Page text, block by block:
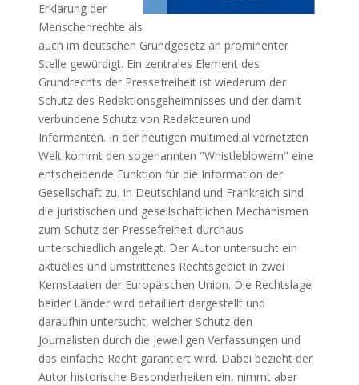
Erklärung der
Menschenrechte als
auch im deutschen Grundgesetz an prominenter
Stelle gewürdigt. Ein zentrales Element des
Grundrechts der Pressefreiheit ist wiederum der
Schutz des Redaktionsgeheimnisses und der damit
verbundene Schutz von Redakteuren und
Informanten. In der heutigen multimedial vernetzten
Welt kommt den sogenannten "Whistleblowern" eine
entscheidende Funktion für die Information der
Gesellschaft zu. In Deutschland und Frankreich sind
die juristischen und gesellschaftlichen Mechanismen
zum Schutz der Pressefreiheit durchaus
unterschiedlich angelegt. Der Autor untersucht ein
aktuelles und umstrittenes Rechtsgebiet in zwei
Kernstaaten der Europäischen Union. Die Rechtslage
beider Länder wird detailliert dargestellt und
daraufhin untersucht, welcher Schutz den
Journalisten durch die jeweiligen Verfassungen und
das einfache Recht garantiert wird. Dabei bezieht der
Autor historische Besonderheiten ein, nimmt aber